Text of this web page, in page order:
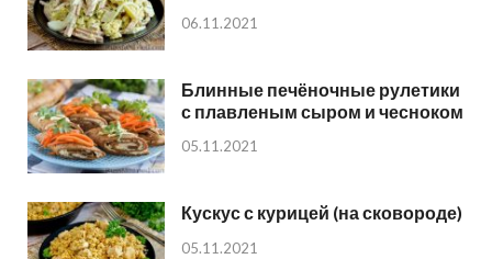
06.11.2021
Блинные печёночные рулетики
с плавленым сыром и чесноком
05.11.2021
Кускус с курицей (на сковороде)
05.11.2021